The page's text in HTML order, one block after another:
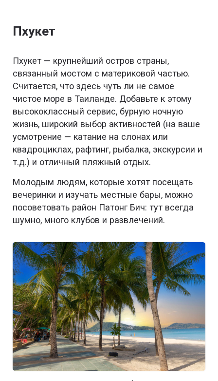
Пхукет
Пхукет — крупнейший остров страны,
связанный мостом с материковой частью.
Считается, что здесь чуть ли не самое
чистое море в Таиланде. Добавьте к этому
высококлассный сервис, бурную ночную
жизнь, широкий выбор активностей (на ваше
усмотрение — катание на слонах или
квадроциклах, рафтинг, рыбалка, экскурсии и
т.д.) и отличный пляжный отдых.
Молодым людям, которые хотят посещать
вечеринки и изучать местные бары, можно
посоветовать район Патонг Бич: тут всегда
шумно, много клубов и развлечений.